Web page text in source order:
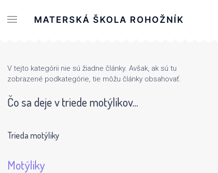
MATERSKÁ ŠKOLA ROHOŽNÍK
V tejto kategórii nie sú žiadne články. Avšak, ak sú tu
zobrazené podkategórie, tie môžu články obsahovať.
Čo sa deje v triede motýlikov...
Trieda motýliky
Motýliky